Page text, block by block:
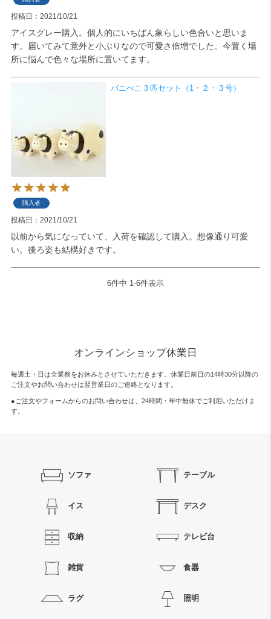
投稿日 2021/10/21
アイスグレー購入。個人的にいちばん象らしい色合いと思いま
す。届いてみて意外と小ぶりなので可愛さ倍増でした。今置く場
所に悩んで色々な場所に置いてます。
バニべこ３匹セット（1・２・３号）
購入者
投稿日 2021/10/21
以前から気になっていて、入荷を確認して購入。想像通り可愛
い。後ろ姿も結構好きです。
6件中 1 -6件表示
オンラインショップ休業日
毎週土・日は全業務をお休みとさせていただきます。休業日前日の14時30分以降の
ご注文やお問い合わせは翌営業日のご連絡となります。
●ご注文やフォームからのお問い合わせは、 24時間・年中無休でご利用いただけま
す。
ソファ テーブル
イス デスク
収納 テレビ台
雑貨 食器
ラグ 照明